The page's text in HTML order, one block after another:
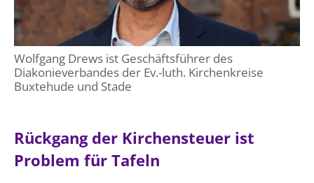
Wolfgang Drews ist Geschäftsführer des
Diakonieverbandes der Ev.-luth. Kirchenkreise
Buxtehude und Stade
Rückgang der Kirchensteuer ist
Problem für Tafeln